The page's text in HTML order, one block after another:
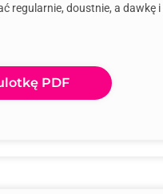
regularnie, doustnie, a
PDF